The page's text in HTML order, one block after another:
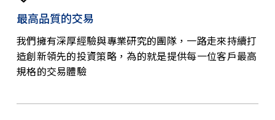
最高品質的交易
我們擁有深厚經驗與專業研究的團隊，一路走來持續打
造創新領先的投資策略，為的就是提供每一位客戶最高
規格的交易體驗